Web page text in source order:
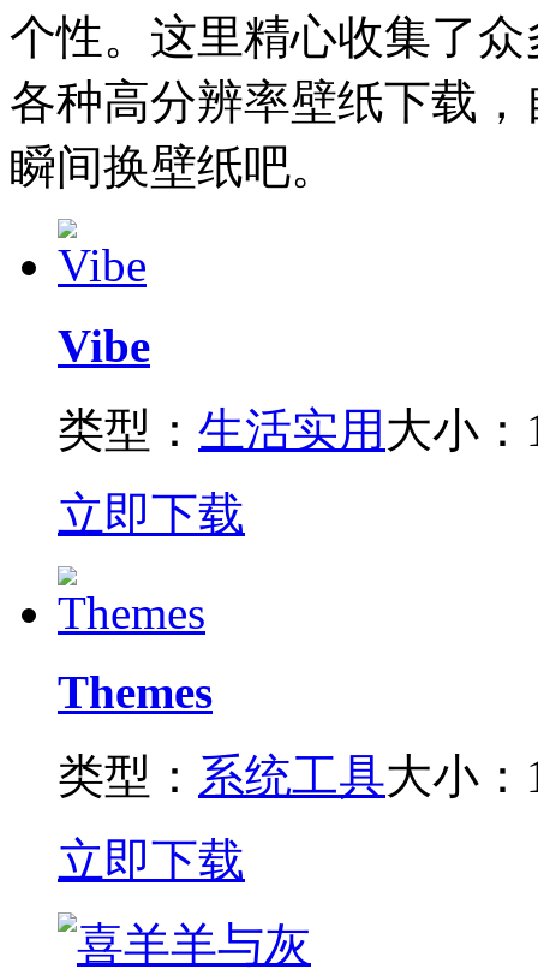
个性。这里精心收集了
各种高分辨率壁纸下载
瞬间换壁纸吧。
Vibe
类型： 生活实用 大小：
立即下载
Themes
类型： 系统工具大小：
立即下载